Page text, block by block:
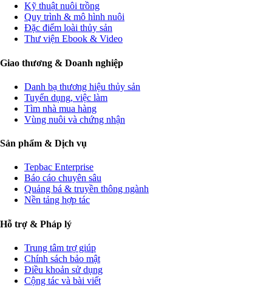
Kỹ thuật nuôi trồng
Quy trình & mô hình nuôi
Đặc điểm loài thủy sản
Thư viện Ebook & Video
Giao thương & Doanh nghiệp
Danh bạ thương hiệu thủy sản
Tuyển dụng, việc làm
Tìm nhà mua hàng
Vùng nuôi và chứng nhận
Sản phẩm & Dịch vụ
Tepbac Enterprise
Báo cáo chuyên sâu
Quảng bá & truyền thông ngành
Nền tảng hợp tác
Hỗ trợ & Pháp lý
Trung tâm trợ giúp
Chính sách bảo mật
Điều khoản sử dụng
Cộng tác và bài viết